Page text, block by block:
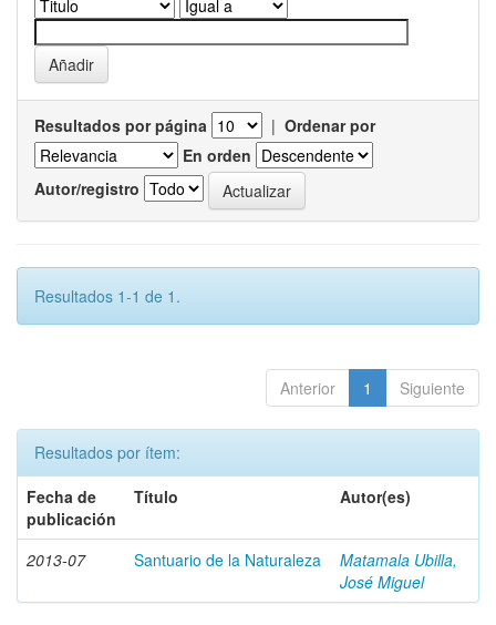
Resultados por página | Ordenar por
En orden
Autor/registro
Resultados 1-1 de 1.
Anterior 1 Siguiente
Resultados por ítem:
Fecha de
publicación
Título Autor(es)
2013-07 Santuario de la Naturaleza
Matamala Ubilla,
José Miguel